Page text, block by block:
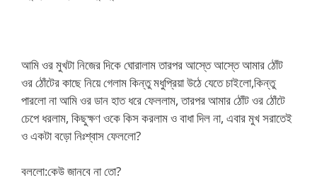
আমি ওর মুখটা নিজের দিকে ঘোরালাম তারপর আস্তে আস্তে আমার ঠোঁট
ওর ঠোঁটের কাছে নিয়ে গেলাম কিন্তু মধুপ্রিয়া উঠে যেতে চাইলো,কিন্তু
পারলো না আমি ওর ডান হাত ধরে ফেললাম, তারপর আমার ঠোঁট ওর ঠোঁটে
চেপে ধরলাম, কিছুক্ষণ ওকে কিস করলাম ও বাধা দিল না, এবার মুখ সরাতেই
ও একটা বড়ো নিঃশ্বাস ফেললো?
বললো:কেউ জানবে না তো?